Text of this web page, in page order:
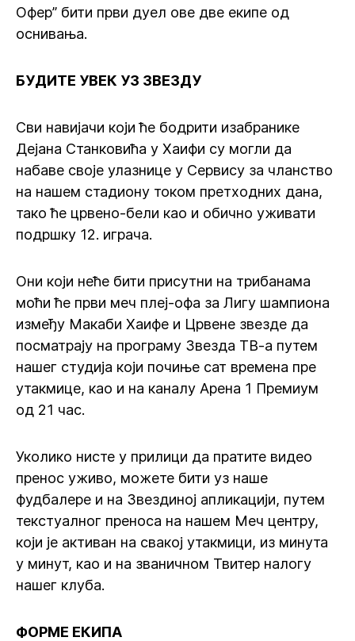
Офер” бити први дуел ове две екипе од
оснивања.
БУДИТЕ УВЕК УЗ ЗВЕЗДУ
Сви навијачи који ће бодрити изабранике
Дејана Станковића у Хаифи су могли да
набаве своје улазнице у Сервису за чланство
на нашем стадиону током претходних дана,
тако ће црвено-бели као и обично уживати
подршку 12. играча.
Они који неће бити присутни на трибанама
моћи ће први меч плеј-офа за Лигу шампиона
између Макаби Хаифе и Црвене звезде да
посматрају на програму Звезда ТВ-а путем
нашег студија који почиње сат времена пре
утакмице, као и на каналу Арена 1 Премиум
од 21 час.
Уколико нисте у прилици да пратите видео
пренос уживо, можете бити уз наше
фудбалере и на Звездиној апликацији, путем
текстуалног преноса на нашем Меч центру,
који је активан на свакој утакмици, из минута
у минут, као и на званичном Твитер налогу
нашег клуба.
ФОРМЕ ЕКИПА